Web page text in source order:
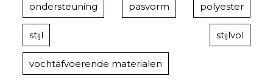
ondersteuning pasvorm polyester
stijl stijlvol
vochtafvoerende materialen